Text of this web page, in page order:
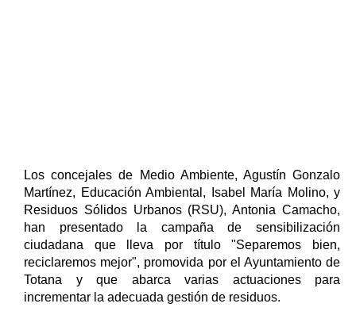
Los concejales de Medio Ambiente, Agustín Gonzalo
Martínez, Educación Ambiental, Isabel María Molino, y
Residuos Sólidos Urbanos (RSU), Antonia Camacho,
han presentado la campaña de sensibilización
ciudadana que lleva por título "Separemos bien,
reciclaremos mejor", promovida por el Ayuntamiento de
Totana y que abarca varias actuaciones para
incrementar la adecuada gestión de residuos.